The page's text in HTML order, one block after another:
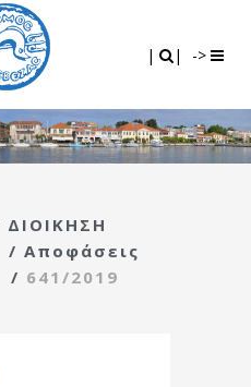
| | ->
ΔΙΟΙΚΗΣΗ
/ Αποφάσεις
/ 641/2019